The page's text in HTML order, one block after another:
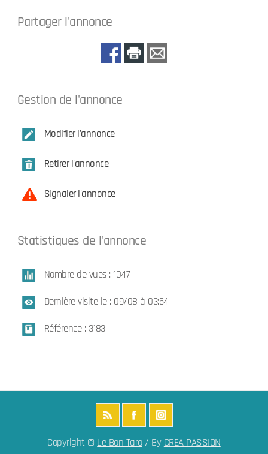
Partager l'annonce
Gestion de l'annonce
Modifier l'annonce
Retirer l'annonce
Signaler l'annonce
Statistiques de l'annonce
Nombre de vues : 1047
Dernière visite le : 09/08 à 03:54
Référence : 3183
Copyright ©Le Bon Taro/ ByCREA PASSION